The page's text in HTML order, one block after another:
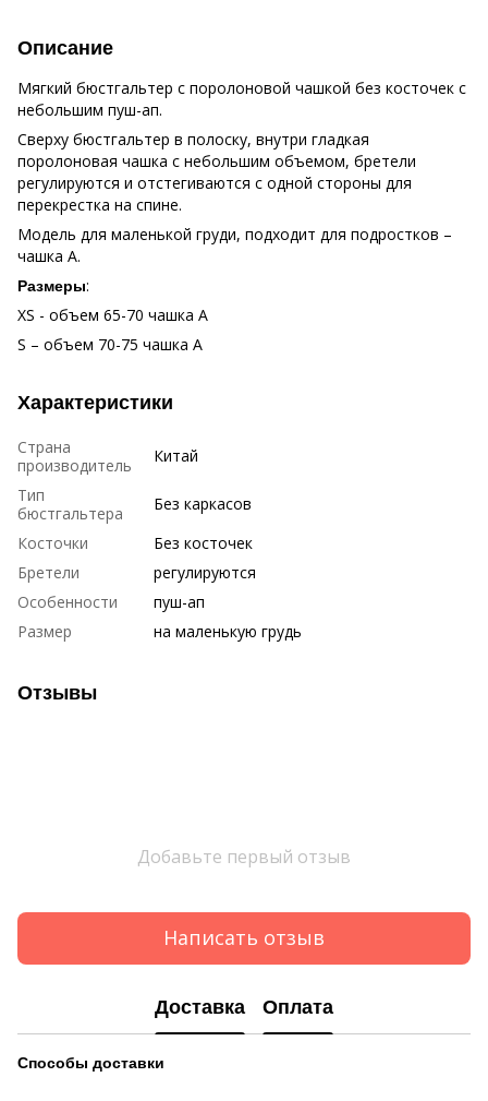
Описание
Мягкий бюстгальтер с поролоновой чашкой без косточек с
небольшим пуш-ап.
Сверху бюстгальтер в полоску, внутри гладкая
поролоновая чашка с небольшим объемом, бретели
регулируются и отстегиваются с одной стороны для
перекрестка на спине.
Модель для маленькой груди, подходит для подростков –
чашка А.
Размеры:
XS - объем 65-70 чашка A
S – объем 70-75 чашка А
Характеристики
Страна
производитель
Китай
Тип
бюстгальтера
Без каркасов
Косточки
Без косточек
Бретели
регулируются
Особенности
пуш-ап
Размер
на маленькую грудь
Отзывы
Добавьте первый отзыв
Написать отзыв
Доставка Оплата
Способы доставки